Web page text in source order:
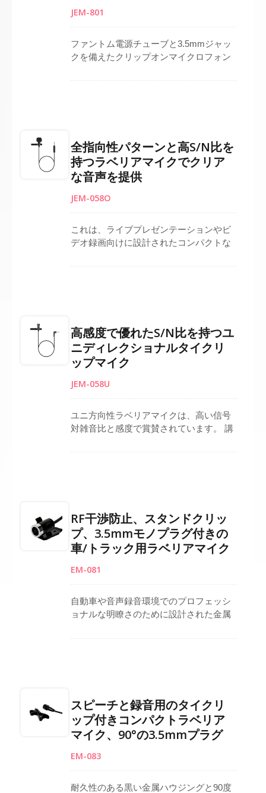
スのアプリケーションをサポートしま
す。
JEM-801
ファントム電源チューブと3.5mmジャッ
クを備えたクリップオンマイクロフォン
ォンとの互換性を確保します。 洗練され
て、ボーカルや楽器を明瞭かつ信頼性高
くキャッチします。 プロフェッショナル
な録音、放送、またはライブアプリケー
正確な音声再生を提供します。
全指向性パターンと高S/N比を
持つラベリアマイクでクリア
な音声を提供
JEM-058O
これは、ライブプレゼンテーションやビ
デオ録画向けに設計されたコンパクトな
す。全方向性のカートリッジを備えてお
います。台湾製で、ケーブル長さやコネ
クタタイプなどのカスタマイズオプショ
ンを提供しており、標準機能にはコアア
高感度で優れたS/N比を持つユ
ニディレクショナルタイクリ
ップマイク
JEM-058U
ユニ方向性ラベリアマイクは、高い信号
対雑音比と感度で賞賛されています。 講
ーション、ビデオ録画などに最適です。
定した黒いクリップ、風ノイズを軽減す
るフォーム風防、コアアルミ箔絶縁付き
ケーブル、3.5mm 90度TRSプラグが含ま
RF干渉防止、スタンドクリッ
プ、3.5mmモノプラグ付きの
車/トラック用ラベリアマイク
EM-081
自動車や音声録音環境でのプロフェッシ
ョナルな明瞭さのために設計された金属
ン。全指向性コンデンサーカプセルが自
応する90°または180°の3.5mmモノプラグ
が含まれています。コンパクトな構造と
強力なクリップにより、信頼性の高いハ
で、耐久
スピーチと録音用のタイクリ
ップ付きコンパクトラベリア
マイク、90°の3.5mmプラグ
EM-083
耐久性のある黒い金属ハウジングと90度